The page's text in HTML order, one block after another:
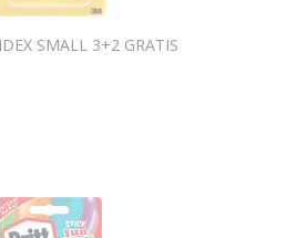
SMALL 3+2 GRATIS